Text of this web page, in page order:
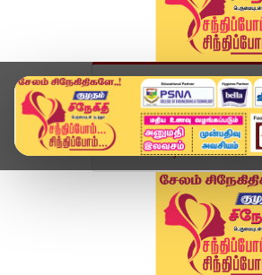
முகப்பு விளையாட்டு
Home வீடியோ ஸ்டோரி